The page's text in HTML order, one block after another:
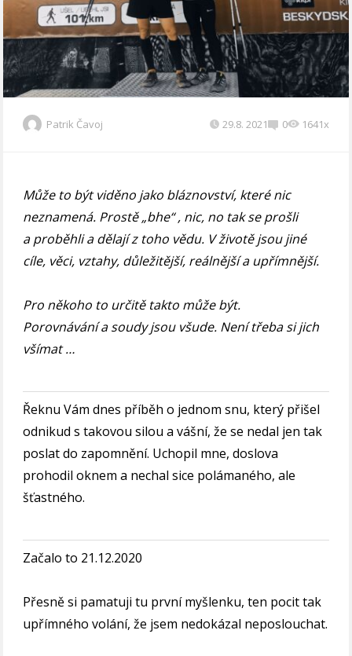
Patrik Čavoj 29.8. 2021 0 1641x
Může to být viděno jako bláznovství, které nic
neznamená. Prostě „bhe“ , nic, no tak se prošli
a proběhli a dělají z toho vědu. V životě jsou jiné
cíle, věci, vztahy, důležitější, reálnější a upřímnější.
Pro někoho to určitě takto může být.
Porovnávání a soudy jsou všude. Není třeba si jich
všímat …
Řeknu Vám dnes příběh o jednom snu, který přišel
odnikud s takovou silou a vášní, že se nedal jen tak
poslat do zapomnění. Uchopil mne, doslova
prohodil oknem a nechal sice polámaného, ale
šťastného.
Začalo to 21.12.2020
Přesně si pamatuji tu první myšlenku, ten pocit tak
upřímného volání, že jsem nedokázal neposlouchat.